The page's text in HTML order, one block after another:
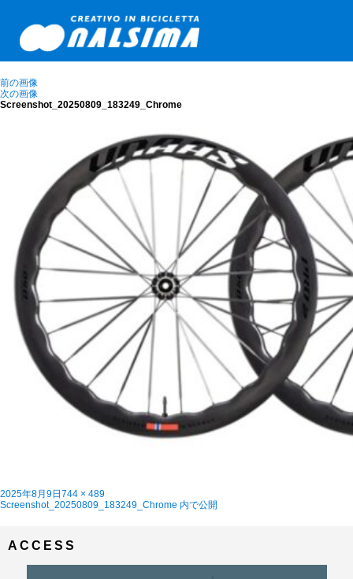
前の画像
次の画像
Screenshot_20250809_183249_Chrome
投
稿
2025年8月9日 フ
ル
744 × 489
投
ゲ
Screenshot_20250809_183249_Chrome 内で公開
ACCESS